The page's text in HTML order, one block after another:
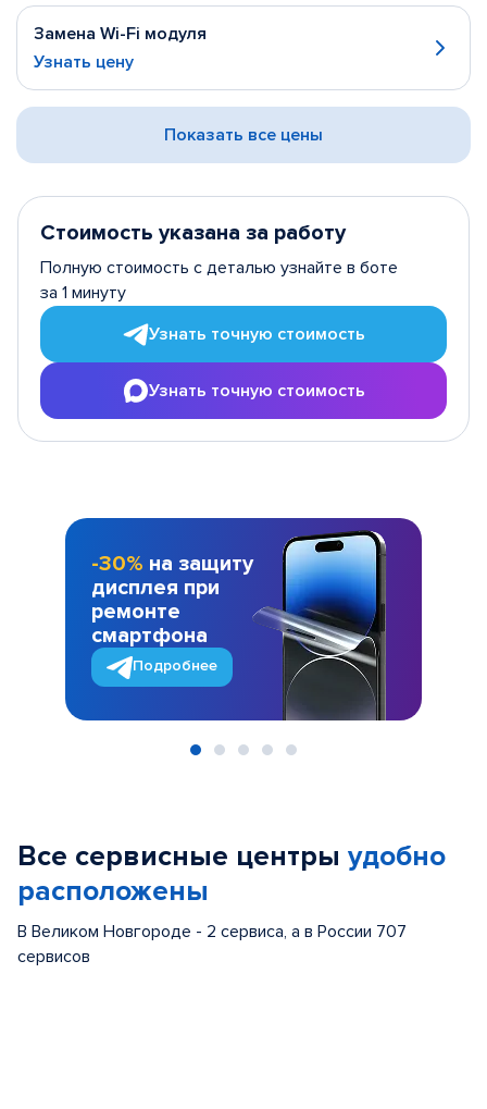
Замена Wi-Fi модуля
Узнать цену
Показать все цены
Стоимость указана за работу
Полную стоимость с деталью узнайте в боте
за 1 минуту
Узнать точную стоимость
Узнать точную стоимость
-30% на защиту
дисплея при
ремонте
смартфона
Подробнее
Все сервисные центры удобно
расположены
В Великом Новгороде - 2 сервиса, а в России 707
сервисов